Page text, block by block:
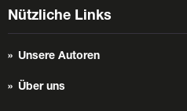
Nützliche Links
Unsere Autoren
Über uns